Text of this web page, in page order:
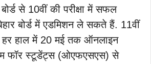
से 10वीं की परीक्षा में सफल
बोर्ड में एडमिशन ले सकते हैं. 11वीं
हाल में 20 मई तक ऑनलाइन
फॉर स्टूडेंट्स (ओएफएसएस) से